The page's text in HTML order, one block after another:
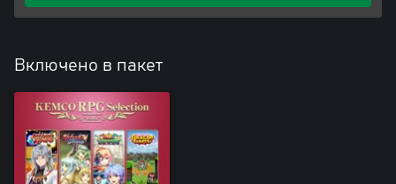
Включено в пакет